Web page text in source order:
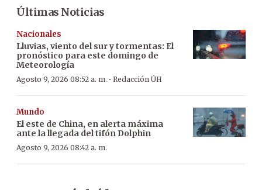
Últimas Noticias
Nacionales
Lluvias, viento del sur y tormentas: El
pronóstico para este domingo de
Meteorología
Agosto 9, 2026 08:52 a. m. · Redacción ÚH
Mundo
El este de China, en alerta máxima
ante la llegada del tifón Dolphin
Agosto 9, 2026 08:42 a. m.